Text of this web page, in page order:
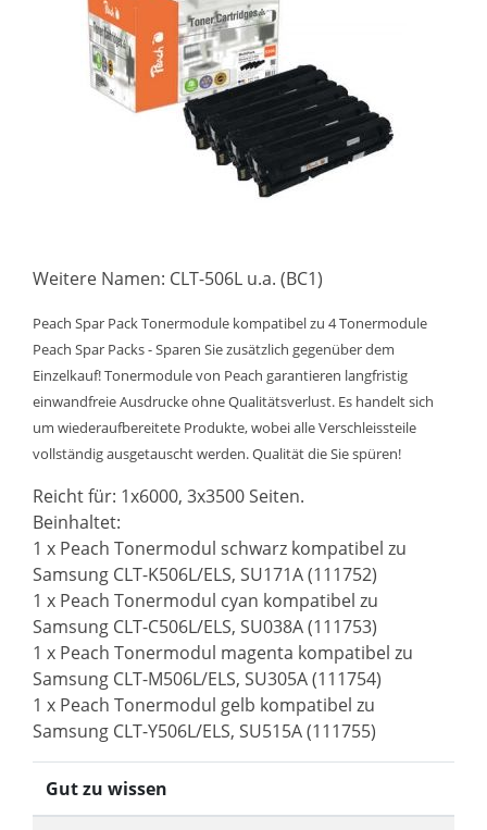
Weitere Namen: CLT-506L u.a. (BC1)
Peach Spar Pack Tonermodule kompatibel zu 4 Tonermodule
Peach Spar Packs - Sparen Sie zusätzlich gegenüber dem
Einzelkauf! Tonermodule von Peach garantieren langfristig
einwandfreie Ausdrucke ohne Qualitätsverlust. Es handelt sich
um wiederaufbereitete Produkte, wobei alle Verschleissteile
vollständig ausgetauscht werden. Qualität die Sie spüren!
Reicht für: 1x6000, 3x3500 Seiten.
Beinhaltet:
1 x Peach Tonermodul schwarz kompatibel zu
Samsung CLT-K506L/ELS, SU171A (111752)
1 x Peach Tonermodul cyan kompatibel zu
Samsung CLT-C506L/ELS, SU038A (111753)
1 x Peach Tonermodul magenta kompatibel zu
Samsung CLT-M506L/ELS, SU305A (111754)
1 x Peach Tonermodul gelb kompatibel zu
Samsung CLT-Y506L/ELS, SU515A (111755)
Gut zu wissen